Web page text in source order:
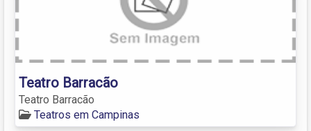
Teatro Barracão
Teatro Barracão
Teatros em Campinas